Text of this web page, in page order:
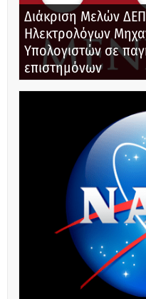
Διάκριση Μελών
Ηλεκτρολόγων
Υπολογιστών σε
επιστημόνων